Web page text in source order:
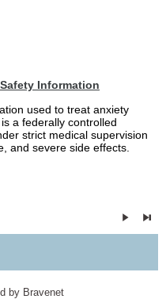
Information
used to treat anxiety
a federally controlled
strict medical supervision
and severe side effects.
by Bravenet